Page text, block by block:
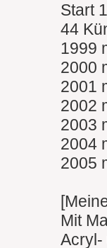
Start
44
1999
2000
2001
2002
2003
2004
2005
Mit
Acryl-